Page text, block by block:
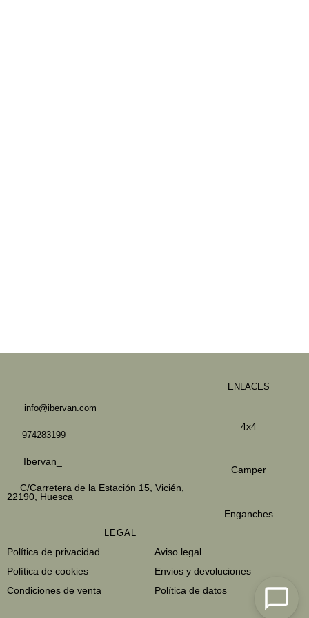
info@ibervan.com
974283199
Ibervan_
C/Carretera de la Estación 15, Vicién,
22190, Huesca
ENLACES
4x4
Camper
Enganches
LEGAL
Política de privacidad
Política de cookies
Condiciones de venta
Aviso legal
Envios y devoluciones
Política de datos